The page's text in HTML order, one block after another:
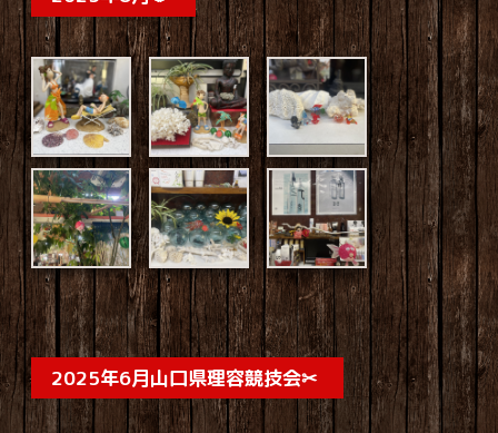
2025年6月山口県理容競技会✂︎